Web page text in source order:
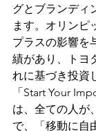
グとブランディ
ます。オリンピ
プラスの影響を
績があり、トヨ
れに基づき投資
「Start Your
は、全ての人が
で、「移動に自